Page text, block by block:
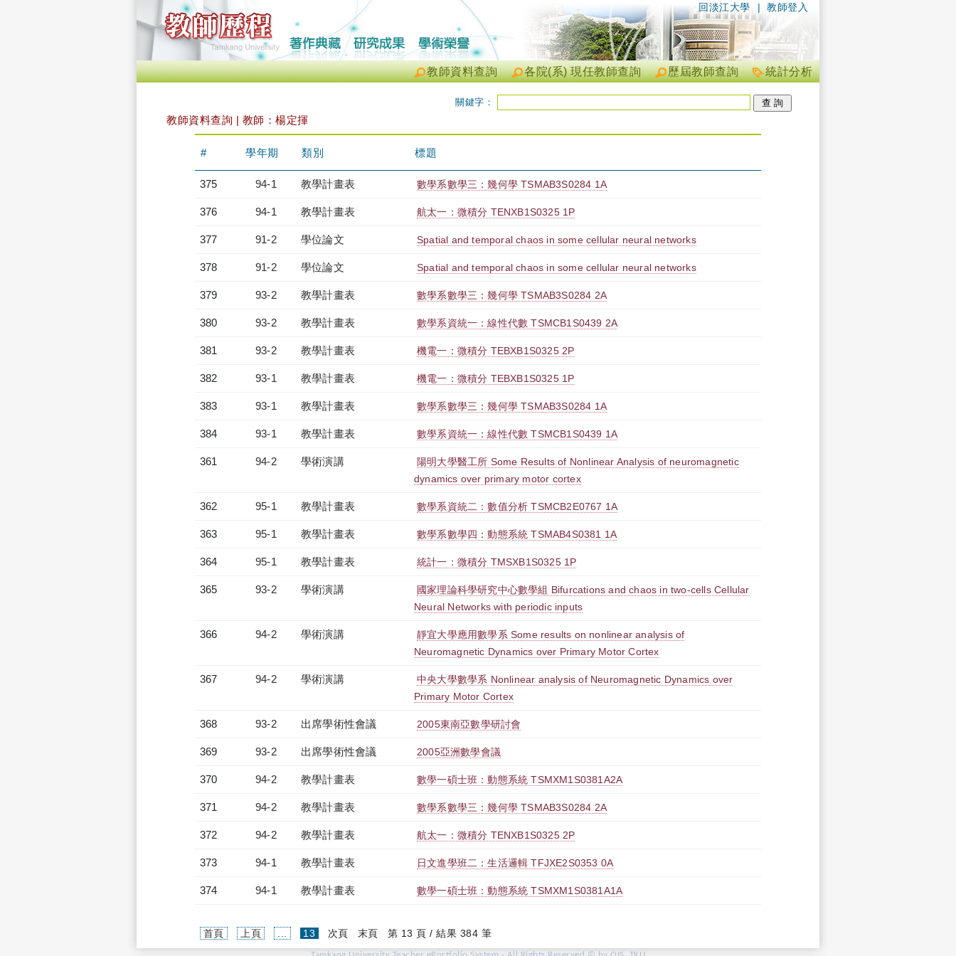
| 教師登入
回淡江大學
統計分析
歷屆教師查詢
各院(系) 現任教師查詢
教師資料查詢
關鍵字：
教師資料查詢 | 教師：楊定揮
# 學年期 類別 標題
375 94-1 教學計畫表 數學系數學三：幾何學 TSMAB3S0284 1A
376 94-1 教學計畫表 航太一：微積分 TENXB1S0325 1P
377 91-2 學位論文 Spatial and temporal chaos in some cellular neural networks
378 91-2 學位論文 Spatial and temporal chaos in some cellular neural networks
379 93-2 教學計畫表 數學系數學三：幾何學 TSMAB3S0284 2A
380 93-2 教學計畫表 數學系資統一：線性代數 TSMCB1S0439 2A
381 93-2 教學計畫表 機電一：微積分 TEBXB1S0325 2P
382 93-1 教學計畫表 機電一：微積分 TEBXB1S0325 1P
383 93-1 教學計畫表 數學系數學三：幾何學 TSMAB3S0284 1A
384 93-1 教學計畫表 數學系資統一：線性代數 TSMCB1S0439 1A
361 94-2 學術演講
陽明大學醫工所 Some Results of Nonlinear Analysis of neuromagnetic
dynamics over primary motor cortex
362 95-1 教學計畫表 數學系資統二：數值分析 TSMCB2E0767 1A
363 95-1 教學計畫表 數學系數學四：動態系統 TSMAB4S0381 1A
364 95-1 教學計畫表 統計一：微積分 TMSXB1S0325 1P
365 93-2 學術演講
國家理論科學研究中心數學組 Bifurcations and chaos in two-cells Cellular
Neural Networks with periodic inputs
366 94-2 學術演講
靜宜大學應用數學系 Some results on nonlinear analysis of
Neuromagnetic Dynamics over Primary Motor Cortex
367 94-2 學術演講
中央大學數學系 Nonlinear analysis of Neuromagnetic Dynamics over
Primary Motor Cortex
368 93-2 出席學術性會議 2005東南亞數學研討會
369 93-2 出席學術性會議 2005亞洲數學會議
370 94-2 教學計畫表 數學一碩士班：動態系統 TSMXM1S0381A2A
371 94-2 教學計畫表 數學系數學三：幾何學 TSMAB3S0284 2A
372 94-2 教學計畫表 航太一：微積分 TENXB1S0325 2P
373 94-1 教學計畫表 日文進學班二：生活邏輯 TFJXE2S0353 0A
374 94-1 教學計畫表 數學一碩士班：動態系統 TSMXM1S0381A1A
首頁 上頁 13 (current)
次頁 末頁 第 13 頁 / 結果 384 筆